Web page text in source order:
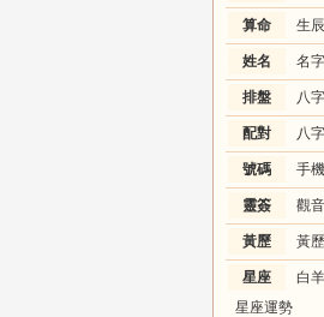
算命 生
姓名 名
排盤 八
配對 八
號碼 手
靈簽 觀
黃歷 黃
星座 白羊
星座運勢